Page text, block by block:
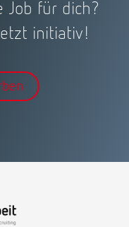
Job für dich?
initiativ!